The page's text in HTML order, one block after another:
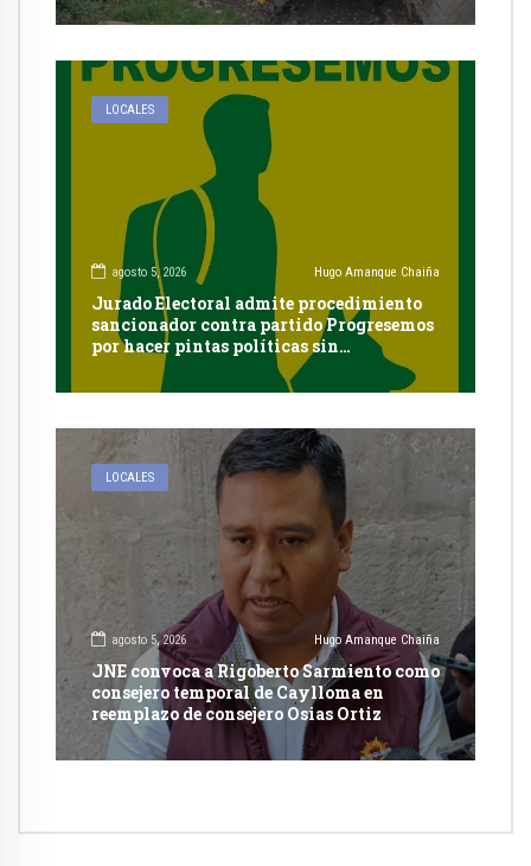
LOCALES
agosto 5, 2026 Hugo Amanque Chaiña
Jurado Electoral admite procedimiento
sancionador contra partido Progresemos
por hacer pintas políticas sin
autorización en Cayma
LOCALES
agosto 5, 2026 Hugo Amanque Chaiña
JNE convoca a Rigoberto Sarmiento como
consejero temporal de Caylloma en
reemplazo de consejero Osias Ortiz